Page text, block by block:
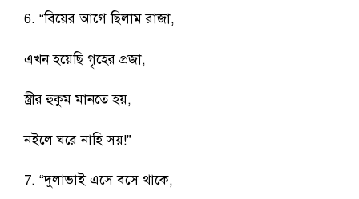
6. “বিয়ের আগে ছিলাম রাজা,
এখন হয়েছি গৃহের প্রজা,
স্ত্রীর হুকুম মানতে হয়,
নইলে ঘরে নাহি সয়!”
7. “দুলাভাই এসে বসে থাকে,